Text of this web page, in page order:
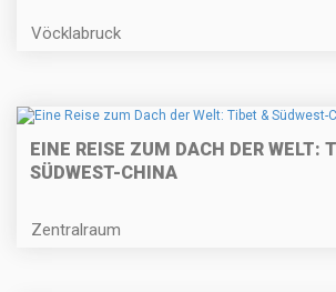
Vöcklabruck
EINE REISE ZUM DACH DER WELT:
SÜDWEST-CHINA
Zentralraum